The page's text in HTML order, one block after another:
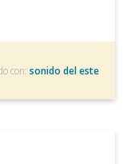
con: sonido del este